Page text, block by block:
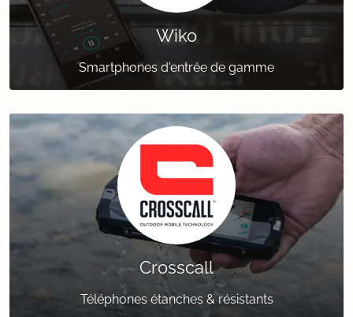
Wiko
Smartphones d'entrée de gamme
Crosscall
Téléphones étanches & résistants